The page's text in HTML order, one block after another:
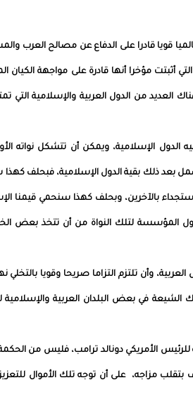
قويا قادرا على الدفاع عن مصالح العرب
أثبتت مؤخرا أنها قادرة على مواجهة الكيان
العديد من الدول العربية والإسلامية التي
الإسلامية، ويمكن أن تتشكل نواته
بعد ذلك بقية الدول الإسلامية، فبحلف كهذا
بالآخرين، وبحلف كهذا سنحمي قيمنا
المؤسسة لتلك النواة من أن تتخذ بعض
وأن تلتزم التزاما صريحا وقويا بالتخلي
في بعض البلدان العربية والإسلامية
للرئيس الأمريكي دونالد ترامب، فليس من
مزاجه، على أن توجه تلك الأموال